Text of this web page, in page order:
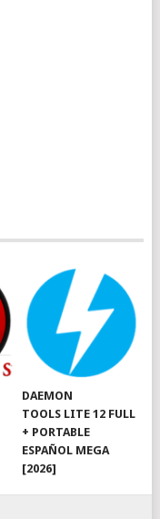
DAEMON
TOOLS LITE 12 FULL
+ PORTABLE
ESPAÑOL MEGA
[2026]